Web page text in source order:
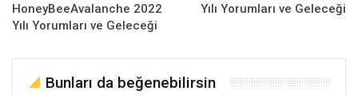
HoneyBeeAvalanche 2022
Yılı Yorumları ve Geleceği
Yılı Yorumları ve Geleceği
Bunları da beğenebilirsin